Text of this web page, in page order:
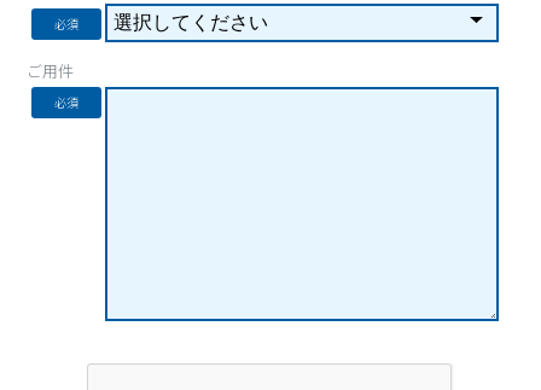
必須
ご用件
必須